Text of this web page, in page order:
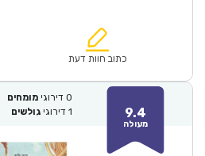
₪57.00.
הוא:
כתוב חוות דעת
9.4
מעולה
0 דירוגי מומחים
1 דירוגי גולשים